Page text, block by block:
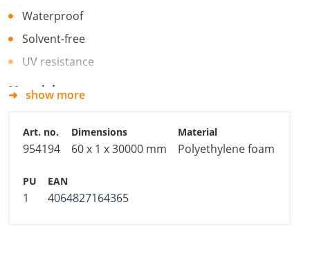
Waterproof
Solvent-free
UV resistance
Material
show more
954194 60 x 1 x 30000 mm Polyethylene foam
1 4064827164365